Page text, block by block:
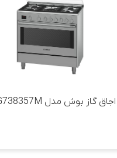
اجاق گاز بوش مدل HSG738357M